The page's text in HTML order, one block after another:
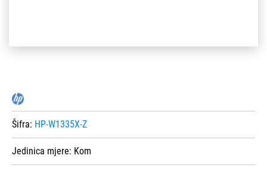
Šifra: HP-W1335X-Z
Jedinica mjere: Kom